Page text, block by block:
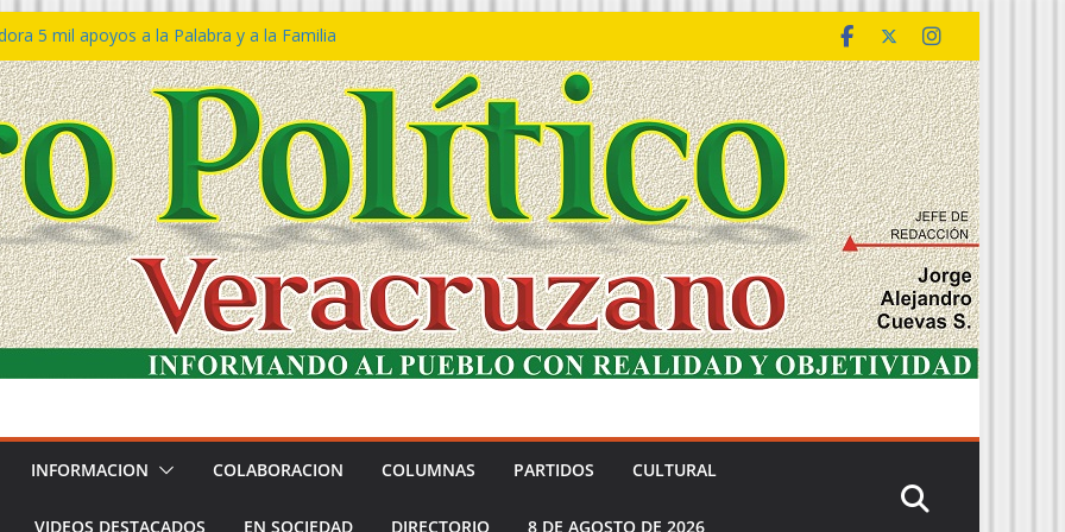
5 mil apoyos a la Palabra y a la Familia
Declaraciones de Procedencia en contra
𝙂𝙤𝙗𝙞𝙚𝙧𝙣𝙤 𝙙𝙚𝙡 𝙀𝙨𝙩𝙖𝙙𝙤 𝙖 𝙙𝙞𝙨𝙛𝙧𝙪𝙩𝙖𝙧
𝙙𝙚𝙡 𝙈𝙖𝙧 𝙚𝙣 𝘾𝙤𝙖𝙩𝙯𝙖𝙘𝙤𝙖𝙡𝙘𝙤𝙨
de policías con vocación de servicio y
SSP
Bravo rechaza acusaciones y asegura que
solicitud de desafuero
INFORMACION COLABORACION COLUMNAS PARTIDOS CULTURAL
VIDEOS DESTACADOS EN SOCIEDAD DIRECTORIO 8 DE AGOSTO DE 2026